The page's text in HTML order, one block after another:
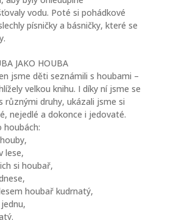
vodu. Poté si pohádkové
písničky a básničky, které se
JAKO HOUBA
jsme děti seznámili s houbami –
velkou knihu. I díky ní jsme se
různými druhy, ukázali jsme si
nejedlé a dokonce i jedovaté.
houbách:
lese,
si houbař,
houbař kudrnatý,